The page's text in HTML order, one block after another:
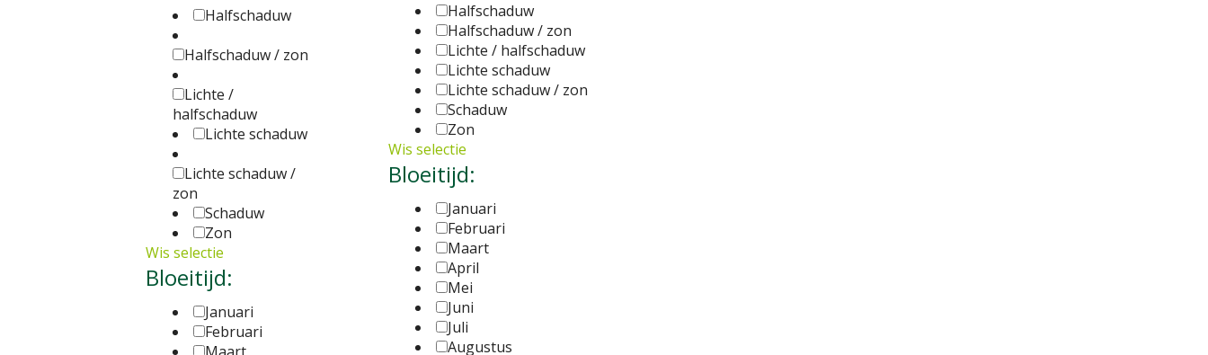
Halfschaduw
Halfschaduw / zon
Lichte / halfschaduw
Lichte schaduw
Lichte schaduw / zon
Schaduw
Zon
Wis selectie
Bloeitijd:
Januari
Februari
Maart
April
Mei
Juni
Juli
Augustus
Halfschaduw
Halfschaduw / zon
Lichte /
halfschaduw
Lichte schaduw
Lichte schaduw /
zon
Schaduw
Zon
Wis selectie
Bloeitijd:
Januari
Februari